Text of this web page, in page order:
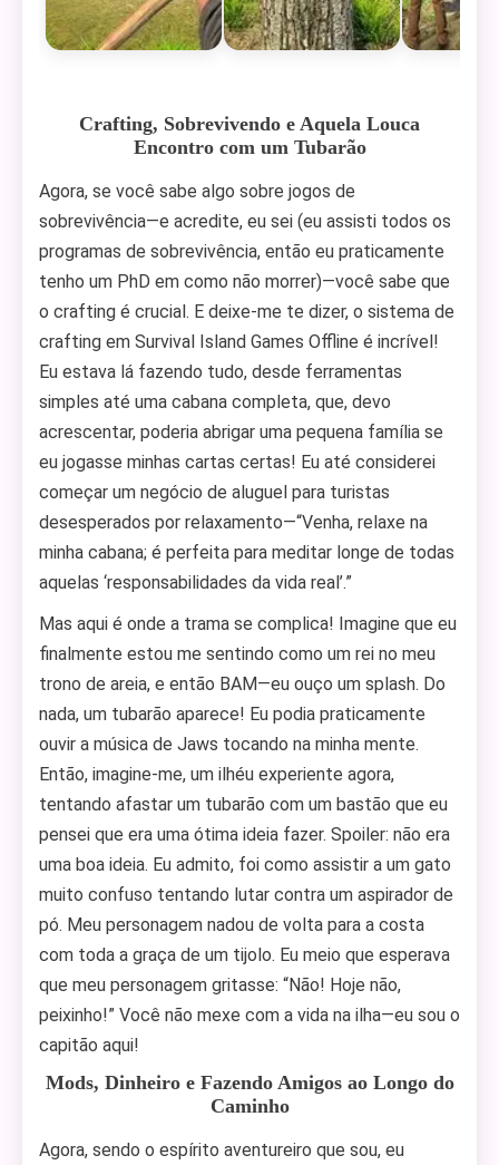
Crafting, Sobrevivendo e Aquela Louca
Encontro com um Tubarão
Agora, se você sabe algo sobre jogos de
sobrevivência—e acredite, eu sei (eu assisti todos os
programas de sobrevivência, então eu praticamente
tenho um PhD em como não morrer)—você sabe que
o crafting é crucial. E deixe-me te dizer, o sistema de
crafting em Survival Island Games Offline é incrível!
Eu estava lá fazendo tudo, desde ferramentas
simples até uma cabana completa, que, devo
acrescentar, poderia abrigar uma pequena família se
eu jogasse minhas cartas certas! Eu até considerei
começar um negócio de aluguel para turistas
desesperados por relaxamento—“Venha, relaxe na
minha cabana; é perfeita para meditar longe de todas
aquelas ‘responsabilidades da vida real’.”
Mas aqui é onde a trama se complica! Imagine que eu
finalmente estou me sentindo como um rei no meu
trono de areia, e então BAM—eu ouço um splash. Do
nada, um tubarão aparece! Eu podia praticamente
ouvir a música de Jaws tocando na minha mente.
Então, imagine-me, um ilhéu experiente agora,
tentando afastar um tubarão com um bastão que eu
pensei que era uma ótima ideia fazer. Spoiler: não era
uma boa ideia. Eu admito, foi como assistir a um gato
muito confuso tentando lutar contra um aspirador de
pó. Meu personagem nadou de volta para a costa
com toda a graça de um tijolo. Eu meio que esperava
que meu personagem gritasse: “Não! Hoje não,
peixinho!” Você não mexe com a vida na ilha—eu sou o
capitão aqui!
Mods, Dinheiro e Fazendo Amigos ao Longo do
Caminho
Agora, sendo o espírito aventureiro que sou, eu